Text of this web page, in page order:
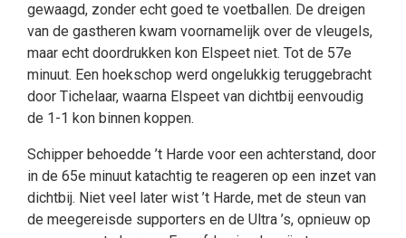
gewaagd, zonder echt goed te voetballen. De dreigen
van de gastheren kwam voornamelijk over de vleugels,
maar echt doordrukken kon Elspeet niet. Tot de 57e
minuut. Een hoekschop werd ongelukkig teruggebracht
door Tichelaar, waarna Elspeet van dichtbij eenvoudig
de 1-1 kon binnen koppen.
Schipper behoedde ’t Harde voor een achterstand, door
in de 65e minuut katachtig te reageren op een inzet van
dichtbij. Niet veel later wist ’t Harde, met de steun van
de meegereisde supporters en de Ultra ’s, opnieuw op